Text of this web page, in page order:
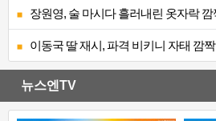
장원영, 술 마시다 흘러내린 옷자락
이동국 딸 재시, 파격 비키니 자태 깜
뉴스엔TV